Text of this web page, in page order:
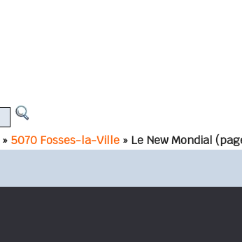
» 5070 Fosses-la-Ville » Le New Mondial